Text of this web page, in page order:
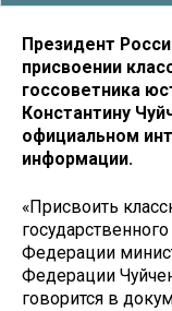
Президент
присвоении
госсоветника
Константину
официальном
информации.
«Присвоить
Федерации
Федерации
говорится в